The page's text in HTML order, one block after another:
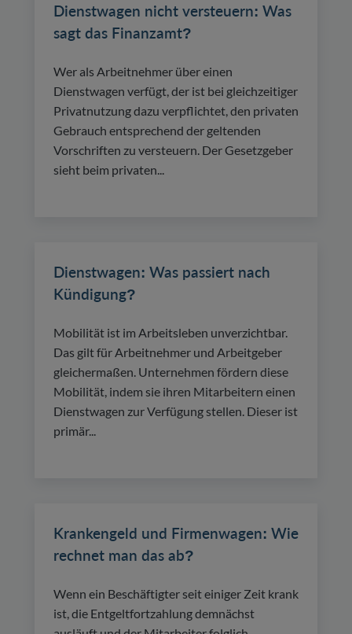
Dienstwagen nicht versteuern: Was
sagt das Finanzamt?
Wer als Arbeitnehmer über einen
Dienstwagen verfügt, der ist bei gleichzeitiger
Privatnutzung dazu verpflichtet, den privaten
Gebrauch entsprechend der geltenden
Vorschriften zu versteuern. Der Gesetzgeber
sieht beim privaten...
Dienstwagen: Was passiert nach
Kündigung?
Mobilität ist im Arbeitsleben unverzichtbar.
Das gilt für Arbeitnehmer und Arbeitgeber
gleichermaßen. Unternehmen fördern diese
Mobilität, indem sie ihren Mitarbeitern einen
Dienstwagen zur Verfügung stellen. Dieser ist
primär...
Krankengeld und Firmenwagen: Wie
rechnet man das ab?
Wenn ein Beschäftigter seit einiger Zeit krank
ist, die Entgeltfortzahlung demnächst